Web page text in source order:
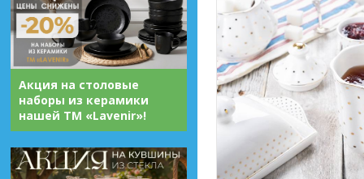
Акция на столовые
наборы из керамики
нашей ТМ «Lavenir»!